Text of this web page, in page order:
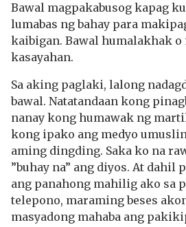
Bawal magpakabusog kapag
lumabas ng bahay para
kaibigan. Bawal humalakhak
kasayahan.
Sa aking paglaki, lalong
bawal. Natatandaan kong
nanay kong humawak ng
kong ipako ang medyo
aming dingding. Saka ko na
”buhay na” ang diyos. At dahil
ang panahong mahilig ako sa
telepono, maraming beses
masyadong mahaba ang